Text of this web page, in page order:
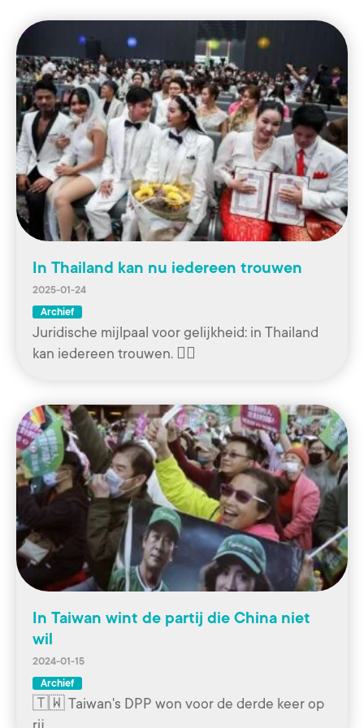
In Thailand kan nu iedereen trouwen
2025-01-24
Archief
Juridische mijlpaal voor gelijkheid: in Thailand
kan iedereen trouwen. 🏳️‍🌈
In Taiwan wint de partij die China niet
wil
2024-01-15
Archief
🇹🇼 Taiwan's DPP won voor de derde keer op